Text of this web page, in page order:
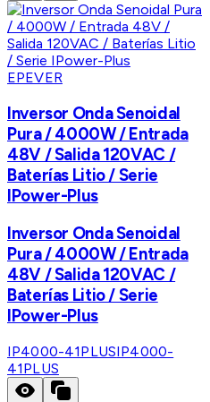
EPEVER
Inversor Onda Senoidal
Pura / 4000W / Entrada
48V / Salida 120VAC /
Baterías Litio / Serie
IPower-Plus
Inversor Onda Senoidal
Pura / 4000W / Entrada
48V / Salida 120VAC /
Baterías Litio / Serie
IPower-Plus
IP4000-41PLUSIP4000-
41PLUS